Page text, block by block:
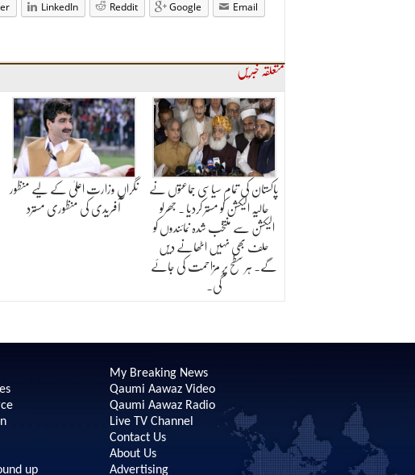
LinkedIn Reddit Google Email
متعلقہ خبریں
پاکستان کی تمام سیاسی جماعتوں نے
حالیہ الیکشن کو مستر کردیا ۔ جھرلو
الیکشن سے منتخب شدہ نمائندوں کو
حلف بھی نہیں اٹھانے دیں
گے۔ ہر سطح پر مزاحمت کی جائے
گی۔
نگراں وزارت اعلیٰ کے لیے منظور
آفریدی کی منظوری مسترد
up
My Breaking News
Qaumi Aawaz Video
Qaumi Aawaz Radio
Live TV Channel
Contact Us
About Us
Advertising